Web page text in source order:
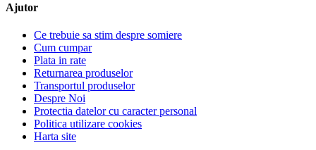
Ajutor
Ce trebuie sa stim despre somiere
Cum cumpar
Plata in rate
Returnarea produselor
Transportul produselor
Despre Noi
Protectia datelor cu caracter personal
Politica utilizare cookies
Harta site